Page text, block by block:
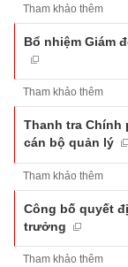
Tham khảo thêm
Bổ nhiệm Giám
Tham khảo thêm
Thanh tra Chính
cán bộ quản lý
Tham khảo thêm
Công bố quyết
trưởng
Tham khảo thêm